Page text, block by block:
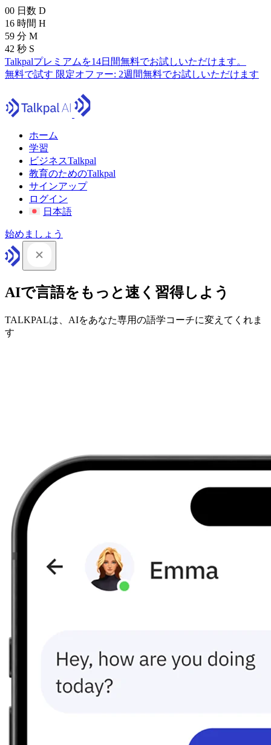
00 日数 D
16 時間 H
59 分 M
41 秒 S
Talkpalプレミアムを14日間無料でお試しいただけます。
無料で試す 限定オファー: 2週間無料でお試しいただけます
ホーム
学習
ビジネスTalkpal
教育のためのTalkpal
サインアップ
ログイン
日本語
始めましょう
AIで言語をもっと速く習得しよう
TALKPALは、AIをあなた専用の語学コーチに変えてくれま
す